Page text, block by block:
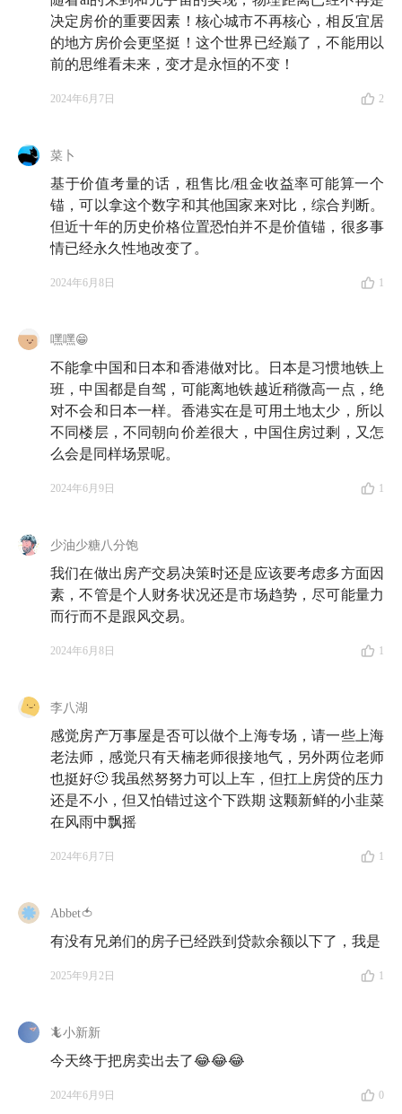
人，想告诉你的一切
E106 房子，买还是不买，卖还是不卖，这都是问题
承担多少代价
E113 买完房秒进维权群，今年的上海楼市有多魔幻？
（附 2023 科学买房指南）
📰 楼市政策概况——
房贷利率下限、下调公积金利率、收储存量房和存量土
地、住房以旧换新在内的一系列楼市新政。
截至 5 月 30 日，包括上海、深圳、广州在内的多数城
市均出台相关实施细则；除北京、上海、深圳、广州、
市场已经取消了限购。
📠 相关文章——
决定房价的重要因素！核心城市不再核心，相反宜居
的地方房价会更坚挺！这个世界已经巅了，不能用以
前的思维看未来，变才是永恒的不变！
2024年6月7日 2
菜卜
基于价值考量的话，租售比/租金收益率可能算一个
锚，可以拿这个数字和其他国家来对比，综合判断。
但近十年的历史价格位置恐怕并不是价值锚，很多事
情已经永久性地改变了。
2024年6月8日 1
嘿嘿😁
不能拿中国和日本和香港做对比。日本是习惯地铁上
班，中国都是自驾，可能离地铁越近稍微高一点，绝
对不会和日本一样。香港实在是可用土地太少，所以
不同楼层，不同朝向价差很大，中国住房过剩，又怎
么会是同样场景呢。
2024年6月9日 1
少油少糖八分饱
我们在做出房产交易决策时还是应该要考虑多方面因
素，不管是个人财务状况还是市场趋势，尽可能量力
而行而不是跟风交易。
2024年6月8日 1
李八湖
感觉房产万事屋是否可以做个上海专场，请一些上海
老法师，感觉只有天楠老师很接地气，另外两位老师
也挺好🙂 我虽然努努力可以上车，但扛上房贷的压力
还是不小，但又怕错过这个下跌期 这颗新鲜的小韭菜
在风雨中飘摇
2024年6月7日 1
Abbet🍅
有没有兄弟们的房子已经跌到贷款余额以下了，我是
2025年9月2日 1
🦎小新新
今天终于把房卖出去了😂😂😂
2024年6月9日 0